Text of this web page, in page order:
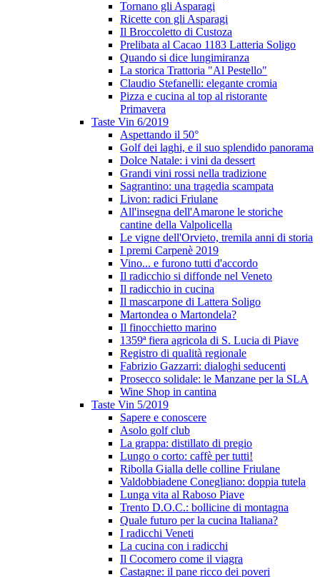
Tornano gli Asparagi
Ricette con gli Asparagi
Il Broccoletto di Custoza
Prelibata al Cacao 1183 Latteria Soligo
Quando si dice lungimiranza
La storica Trattoria "Al Pestello"
Claudio Stefanelli: elegante cromia
Pizza e cucina al top al ristorante
Primavera
Taste Vin 6/2019
Aspettando il 50°
Golf dei laghi, e il suo splendido panorama
Dolce Natale: i vini da dessert
Grandi vini rossi nella tradizione
Sagrantino: una tragedia scampata
Livon: radici Friulane
All'insegna dell'Amarone le storiche
cantine della Valpolicella
Le vigne dell'Orvieto, tremila anni di storia
I premi Carpenè 2019
Vino... e furono tutti d'accordo
Il radicchio si diffonde nel Veneto
Il radicchio in cucina
Il mascarpone di Lattera Soligo
Martondea o Martondela?
Il finocchietto marino
1359ª fiera agricola di S. Lucia di Piave
Registro di qualità regionale
Fabrizio Gazzarri: dialoghi seducenti
Prosecco solidale: le Manzane per la SLA
Wine Shop in cantina
Taste Vin 5/2019
Sapere e conoscere
Asolo golf club
La grappa: distillato di pregio
Lungo o corto: caffè per tutti!
Ribolla Gialla delle colline Friulane
Valdobbiadene Conegliano: doppia tutela
Lunga vita al Raboso Piave
Trento D.O.C.: bollicine di montagna
Quale futuro per la cucina Italiana?
I radicchi Veneti
La cucina con i radicchi
Il Cocomero come il viagra
Castagne: il pane ricco dei poveri